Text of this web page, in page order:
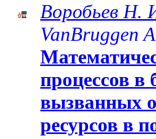
Воробьев Н.
VanBruggen
процессов
вызванных
ресурсов в